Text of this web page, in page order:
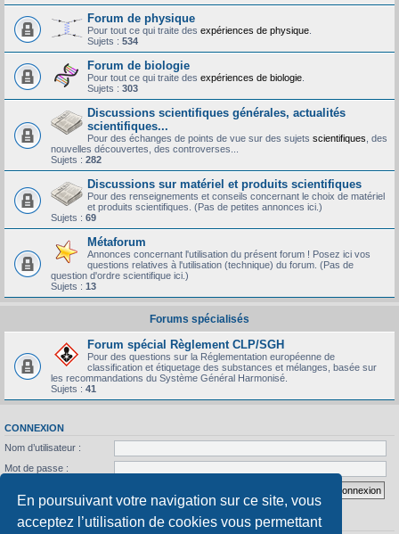
En poursuivant votre navigation sur ce site, vous
acceptez l’utilisation de cookies vous permettant
Forum de physique
Pour tout ce qui traite des expériences de physique
Sujets : 534
Forum de biologie
Pour tout ce qui traite des expériences de biologie
Sujets : 303
Discussions scientifiques générales, actualités
scientifiques...
Pour des échanges de points de vue sur des sujets scientifiques , des
nouvelles découvertes, des controverses...
Sujets : 282
Discussions sur matériel et produits scientifiques
Pour des renseignements et conseils concernant le choix de matériel
et produits scientifiques. (Pas de petites annonces ici.)
Sujets : 69
Métaforum
Annonces concernant l'utilisation du présent forum ! Posez ici vos
questions relatives à l'utilisation (technique) du forum. (Pas de
question d'ordre scientifique ici.)
Sujets : 13
Forums spécialisés
Forum spécial Règlement CLP/SGH
Pour des questions sur la Réglementation européenne de
classification et étiquetage des substances et mélanges, basée sur
les recommandations du Système Général Harmonisé.
Sujets : 41
CONNEXION
Nom d’utilisateur :
Mot de passe :
STATISTIQUES